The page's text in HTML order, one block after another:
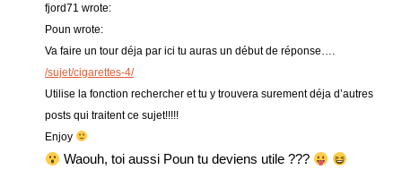
fjord71 wrote:
Poun wrote:
Va faire un tour déja par ici tu auras un début de réponse….
/sujet/cigarettes-4/
Utilise la fonction rechercher et tu y trouvera surement déja d’autres
posts qui traitent ce sujet!!!!!
Enjoy
Waouh, toi aussi Poun tu deviens utile ???